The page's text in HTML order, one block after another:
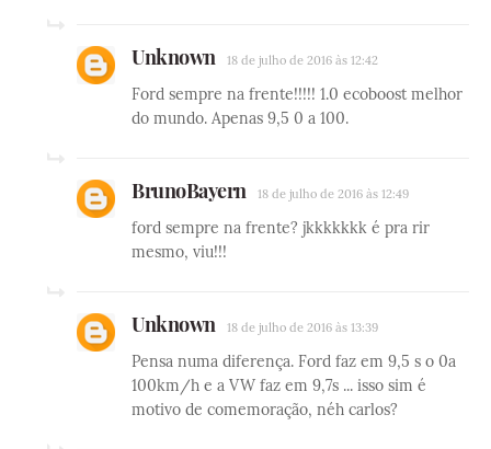
Unknown 18 de julho de 2016 às 12:42
Ford sempre na frente!!!!! 1.0 ecoboost melhor
do mundo. Apenas 9,5 0 a 100.
BrunoBayern 18 de julho de 2016 às 12:49
ford sempre na frente? jkkkkkkk é pra rir
mesmo, viu!!!
Unknown 18 de julho de 2016 às 13:39
Pensa numa diferença. Ford faz em 9,5 s o 0a
100km/h e a VW faz em 9,7s ... isso sim é
motivo de comemoração, néh carlos?